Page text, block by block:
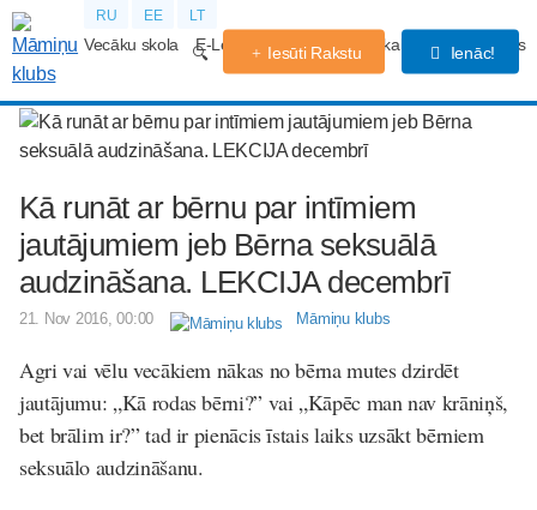
RU EE LT
Vecāku skola E-Lekcijas Grūtniecības kalendārs Forums
Iesūti Rakstu Ienāc!
Kā runāt ar bērnu par intīmiem
jautājumiem jeb Bērna seksuālā
audzināšana. LEKCIJA decembrī
21. Nov 2016, 00:00 Māmiņu klubs
Agri vai vēlu vecākiem nākas no bērna mutes dzirdēt
jautājumu: „Kā rodas bērni?” vai „Kāpēc man nav krāniņš,
bet brālim ir?” tad ir pienācis īstais laiks uzsākt bērniem
seksuālo audzināšanu.